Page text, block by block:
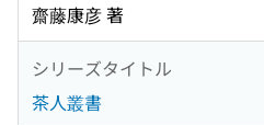
齋藤康彦 著
シリーズタイトル
茶人叢書